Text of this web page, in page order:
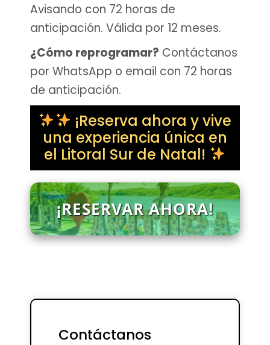
Avisando con 72 horas de
anticipación. Válida por 12 meses.
¿Cómo reprogramar? Contáctanos
por WhatsApp o email con 72 horas
de anticipación.
¡Reserva ahora y vive
una experiencia única en
el Litoral Sur de Natal!
¡RESERVAR AHORA!
Contáctanos